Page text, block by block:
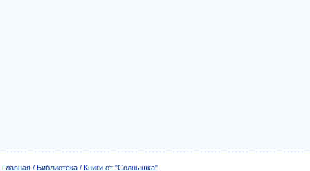
Главная / Библиотека / Книги от "Солнышка"